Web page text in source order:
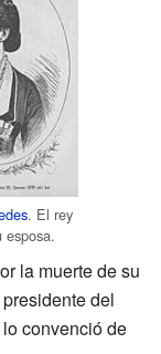
. El rey
esposa.
la muerte de su
del
lo convenció de